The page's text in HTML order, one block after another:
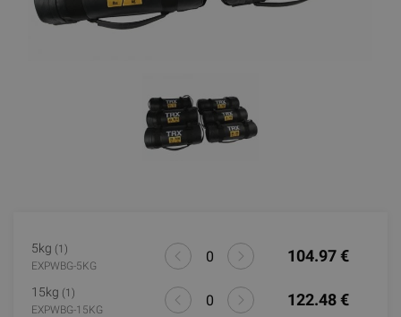
5kg (1)
EXPWBG-5KG
104.97 €
15kg (1)
EXPWBG-15KG
122.48 €